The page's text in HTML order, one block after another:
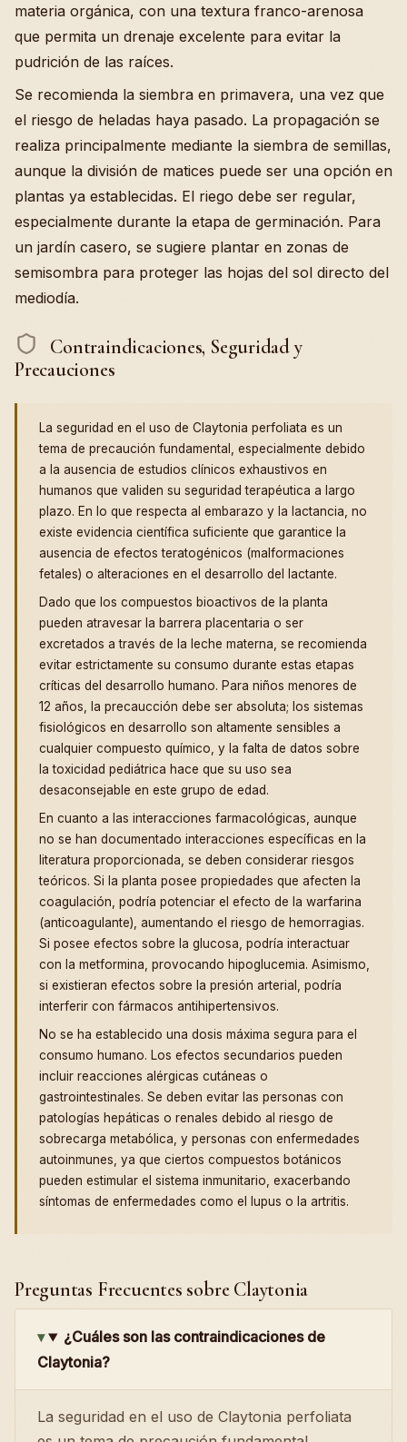
materia orgánica, con una textura franco-arenosa
que permita un drenaje excelente para evitar la
pudrición de las raíces.
Se recomienda la siembra en primavera, una vez que
el riesgo de heladas haya pasado. La propagación se
realiza principalmente mediante la siembra de semillas,
aunque la división de matices puede ser una opción en
plantas ya establecidas. El riego debe ser regular,
especialmente durante la etapa de germinación. Para
un jardín casero, se sugiere plantar en zonas de
semisombra para proteger las hojas del sol directo del
mediodía.
Contraindicaciones, Seguridad y
Precauciones
La seguridad en el uso de Claytonia perfoliata es un
tema de precaución fundamental, especialmente debido
a la ausencia de estudios clínicos exhaustivos en
humanos que validen su seguridad terapéutica a largo
plazo. En lo que respecta al embarazo y la lactancia, no
existe evidencia científica suficiente que garantice la
ausencia de efectos teratogénicos (malformaciones
fetales) o alteraciones en el desarrollo del lactante.
Dado que los compuestos bioactivos de la planta
pueden atravesar la barrera placentaria o ser
excretados a través de la leche materna, se recomienda
evitar estrictamente su consumo durante estas etapas
críticas del desarrollo humano. Para niños menores de
12 años, la precaucción debe ser absoluta; los sistemas
fisiológicos en desarrollo son altamente sensibles a
cualquier compuesto químico, y la falta de datos sobre
la toxicidad pediátrica hace que su uso sea
desaconsejable en este grupo de edad.
En cuanto a las interacciones farmacológicas, aunque
no se han documentado interacciones específicas en la
literatura proporcionada, se deben considerar riesgos
teóricos. Si la planta posee propiedades que afecten la
coagulación, podría potenciar el efecto de la warfarina
(anticoagulante), aumentando el riesgo de hemorragias.
Si posee efectos sobre la glucosa, podría interactuar
con la metformina, provocando hipoglucemia. Asimismo,
si existieran efectos sobre la presión arterial, podría
interferir con fármacos antihipertensivos.
No se ha establecido una dosis máxima segura para el
consumo humano. Los efectos secundarios pueden
incluir reacciones alérgicas cutáneas o
gastrointestinales. Se deben evitar las personas con
patologías hepáticas o renales debido al riesgo de
sobrecarga metabólica, y personas con enfermedades
autoinmunes, ya que ciertos compuestos botánicos
pueden estimular el sistema inmunitario, exacerbando
síntomas de enfermedades como el lupus o la artritis.
Preguntas Frecuentes sobre Claytonia
¿Cuáles son las contraindicaciones de
Claytonia?
La seguridad en el uso de Claytonia perfoliata